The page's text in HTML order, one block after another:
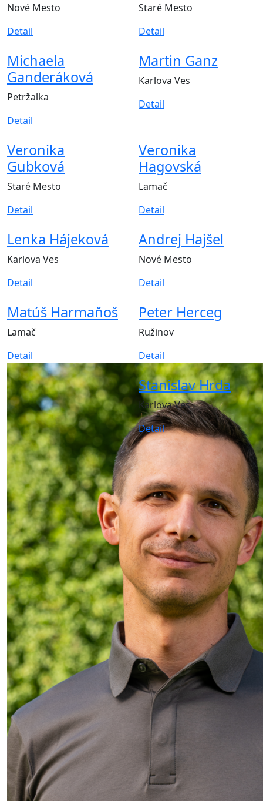
Nové Mesto
Detail
Staré Mesto
Detail
Michaela
Ganderáková
Petržalka
Detail
Martin Ganz
Karlova Ves
Detail
Veronika
Gubková
Staré Mesto
Detail
Veronika
Hagovská
Lamač
Detail
Lenka Hájeková
Karlova Ves
Detail
Andrej Hajšel
Nové Mesto
Detail
Matúš Harmaňoš
Lamač
Detail
Peter Herceg
Ružinov
Detail
Stanislav Hrda
Karlova Ves
Detail